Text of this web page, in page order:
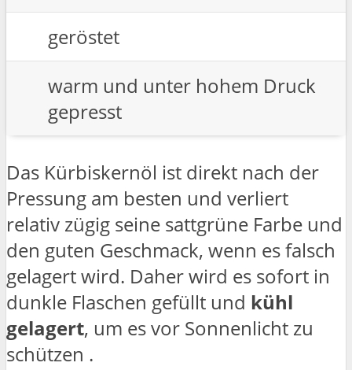
geröstet
warm und unter hohem Druck
gepresst
Das Kürbiskernöl ist direkt nach der
Pressung am besten und verliert
relativ zügig seine sattgrüne Farbe und
den guten Geschmack, wenn es falsch
gelagert wird. Daher wird es sofort in
dunkle Flaschen gefüllt und kühl
gelagert, um es vor Sonnenlicht zu
schützen .